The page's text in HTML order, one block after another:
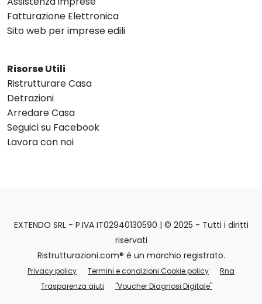
Fatturazione Elettronica
Sito web per imprese edili
Risorse Utili
Ristrutturare Casa
Detrazioni
Arredare Casa
Seguici su Facebook
Lavora con noi
EXTENDO SRL - P.IVA IT02940130590 | © 2025 - Tutti i diritti
riservati
Ristrutturazioni.com® è un marchio registrato.
Privacy policy Termini e condizioni Cookie policy
Rna
Trasparenza aiuti
"Voucher Diagnosi Digitale"